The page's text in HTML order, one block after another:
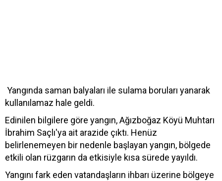
Yangında saman balyaları ile sulama boruları yanarak
kullanılamaz hale geldi.
Edinilen bilgilere göre yangın, Ağızboğaz Köyü Muhtarı
İbrahim Saçlı'ya ait arazide çıktı. Henüz
belirlenemeyen bir nedenle başlayan yangın, bölgede
etkili olan rüzgarın da etkisiyle kısa sürede yayıldı.
Yangını fark eden vatandaşların ihbarı üzerine bölgeye